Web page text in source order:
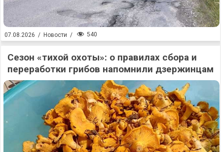
07.08.2026 / Новости / 540
Сезон «тихой охоты»: о правилах сбора и
переработки грибов напомнили дзержинцам